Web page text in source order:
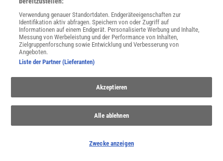
SERVICES
Newsletter
Spektrum Shop
Verwendung genauer Standortdaten. Endgeräteeigenschaften zur
Identifikation aktiv abfragen. Speichern von oder Zugriff auf
Informationen auf einem Endgerät. Personalisierte Werbung und Inhalte,
Messung von Werbeleistung und der Performance von Inhalten,
Zielgruppenforschung sowie Entwicklung und Verbesserung von
Angeboten.
Liste der Partner (Lieferanten)
Akzeptieren
Alle ablehnen
Zwecke anzeigen